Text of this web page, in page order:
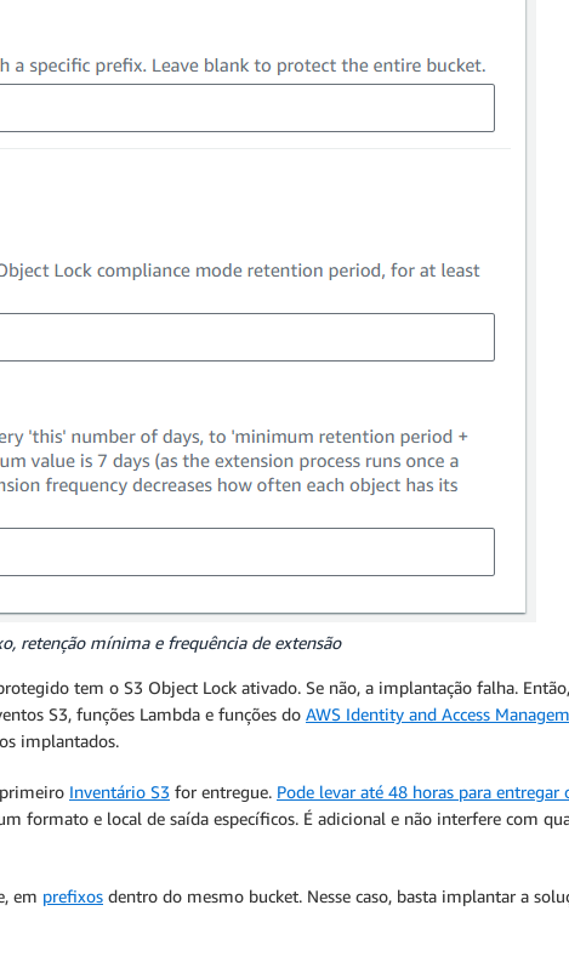
retenção mínima e frequência de extensão
tem o S3 Object Lock ativado. Se não, a implantação falha.
S3, funções Lambda e funções do AWS Identity and Access
implantados.
Inventário S3 for entregue. Pode levar até 48 horas para
formato e local de saída específicos. É adicional e não interfere com
em prefixos dentro do mesmo bucket. Nesse caso, basta implantar a